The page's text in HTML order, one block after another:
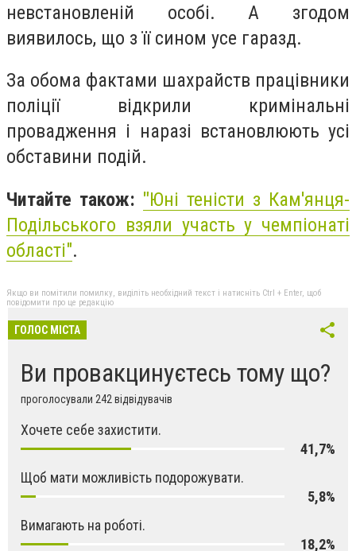
невстановленій особі. А згодом
виявилось, що з її сином усе гаразд.
За обома фактами шахрайств працівники
поліції відкрили кримінальні
провадження і наразі встановлюють усі
обставини подій.
Читайте також: "Юні теністи з Кам'янця-
Подільського взяли участь у чемпіонаті
області".
Якщо ви помітили помилку, виділіть необхідний текст і натисніть Ctrl + Enter, щоб
повідомити про це редакцію
ГОЛОС МІСТА
Ви провакцинуєтесь тому що?
проголосували 242 відвідувачів
Хочете себе захистити.
41,7%
Щоб мати можливість подорожувати.
5,8%
Вимагають на роботі.
18,2%